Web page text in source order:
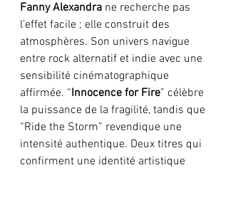
Fanny Alexandra ne recherche pas
l’effet facile ; elle construit des
atmosphères. Son univers navigue
entre rock alternatif et indie avec une
sensibilité cinématographique
affirmée. “Innocence for Fire” célèbre
la puissance de la fragilité, tandis que
“Ride the Storm” revendique une
intensité authentique. Deux titres qui
confirment une identité artistique